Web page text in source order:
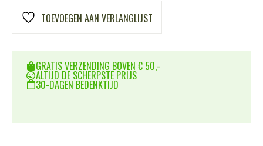
TOEVOEGEN AAN VERLANGLIJST
GRATIS VERZENDING BOVEN € 50,-
ALTIJD DE SCHERPSTE PRIJS
30-DAGEN BEDENKTIJD